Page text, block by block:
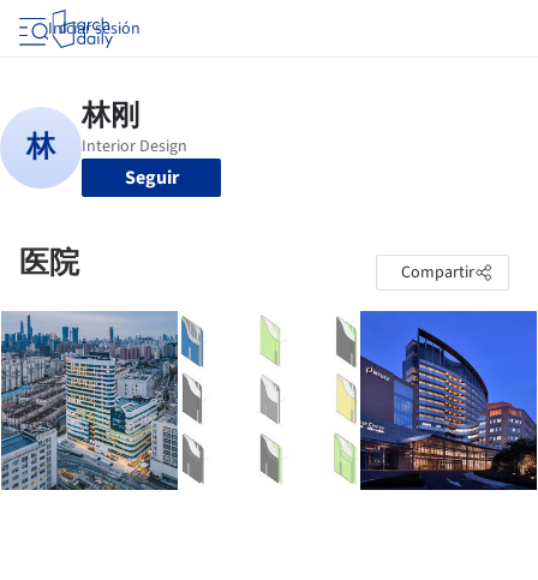
Iniciar sesión
Seguir
医院 Compartir